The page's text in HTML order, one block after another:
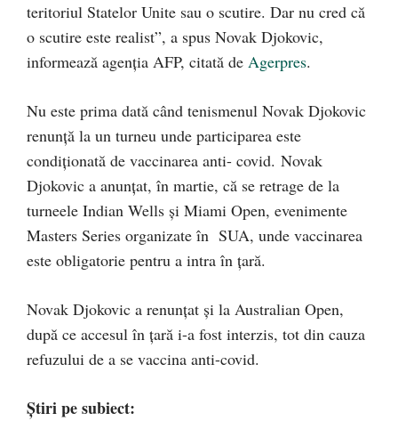
teritoriul Statelor Unite sau o scutire. Dar nu cred că
o scutire este realist”, a spus Novak Djokovic,
informează agenția AFP, citată de Agerpres.
Nu este prima dată când tenismenul Novak Djokovic
renunță la un turneu unde participarea este
condiționată de vaccinarea anti- covid. Novak
Djokovic a anunțat, în martie, că se retrage de la
turneele Indian Wells și Miami Open, evenimente
Masters Series organizate în SUA, unde vaccinarea
este obligatorie pentru a intra în țară.
Novak Djokovic a renunțat și la Australian Open,
după ce accesul în țară i-a fost interzis, tot din cauza
refuzului de a se vaccina anti-covid.
Știri pe subiect: